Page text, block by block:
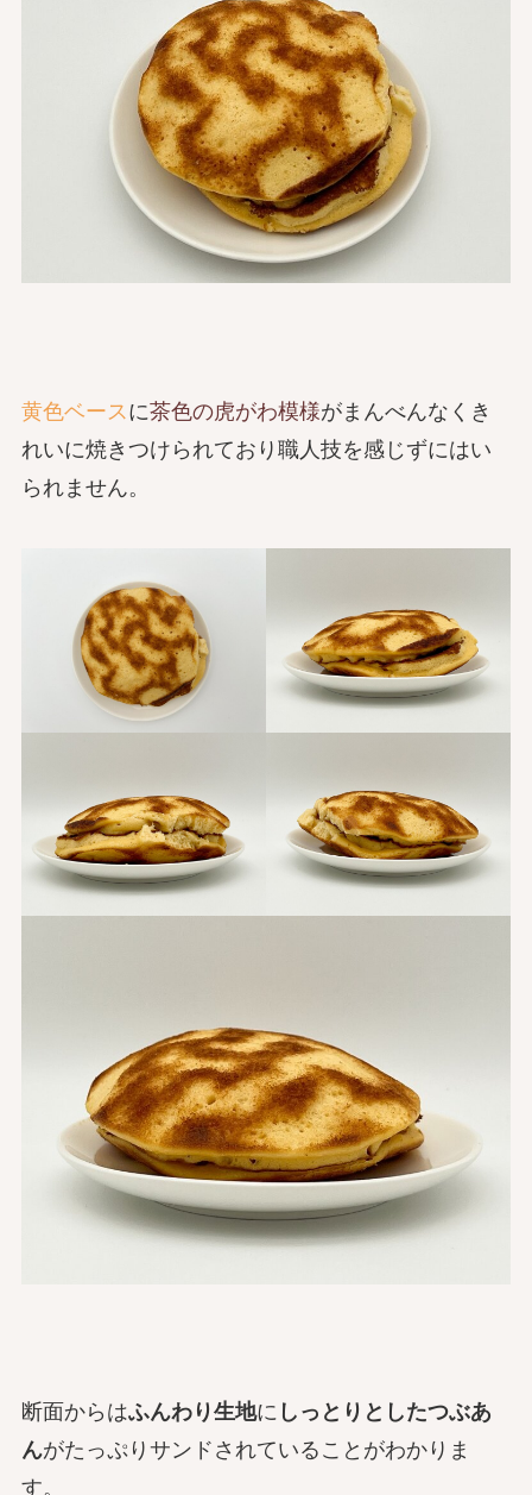
黄色ベース に茶色の虎がわ模様がまんべんなくき
れいに焼きつけられており職人技を感じずにはい
られません。
断面からはふんわり生地に しっとりとしたつぶあ
んがたっぷりサンドされていることがわかりま
す。